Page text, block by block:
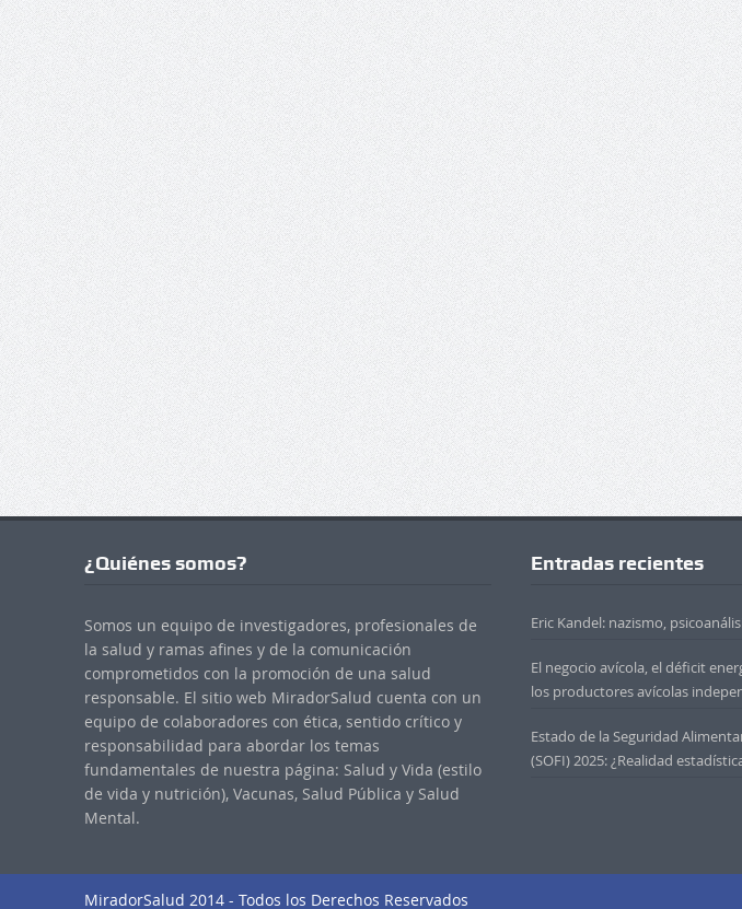
¿Quiénes somos?
Somos un equipo de investigadores, profesionales de
la salud y ramas afines y de la comunicación
comprometidos con la promoción de una salud
responsable. El sitio web MiradorSalud cuenta con un
equipo de colaboradores con ética, sentido crítico y
responsabilidad para abordar los temas
fundamentales de nuestra página: Salud y Vida (estilo
de vida y nutrición), Vacunas, Salud Pública y Salud
Mental.
Entradas recientes
Eric Kandel: nazismo,
El negocio avícola, el déficit
los productores avícolas
Estado de la Seguridad
(SOFI) 2025: ¿Realidad
MiradorSalud 2014 - Todos los Derechos Reservados